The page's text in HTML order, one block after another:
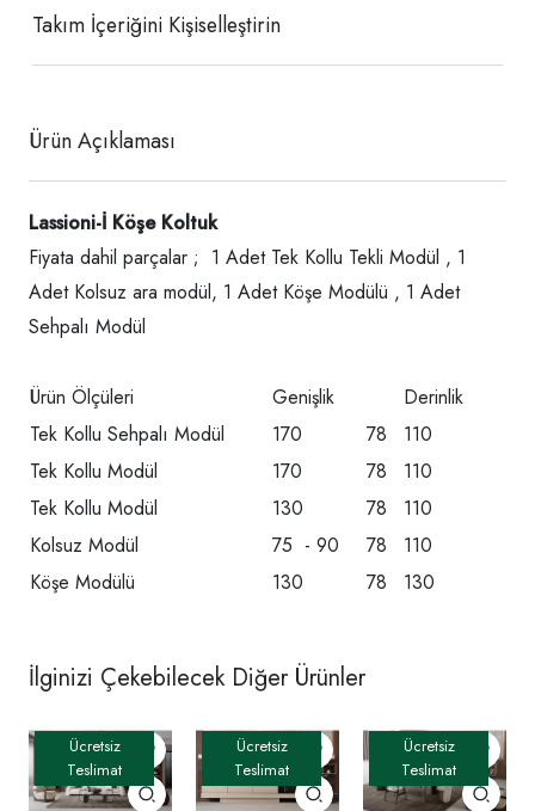
Takım İçeriğini Kişiselleştirin
Ürün Açıklaması
Lassioni-İ Köşe Koltuk
Fiyata dahil parçalar ; 1 Adet Tek Kollu Tekli Modül , 1
Adet Kolsuz ara modül, 1 Adet Köşe Modülü , 1 Adet
Sehpalı Modül
Ürün Ölçüleri Genişlik
Derinlik
Tek Kollu Sehpalı Modül
170 78
110
Tek Kollu Modül
170 78
110
Tek Kollu Modül
130 78
110
Kolsuz Modül
75 - 90 78
110
Köşe Modülü
130 78 130
İlginizi Çekebilecek Diğer Ürünler